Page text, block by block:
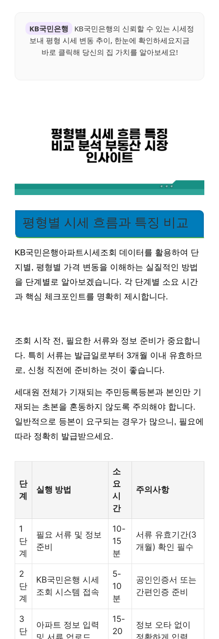
KB국민은행
KB국민은행의 신뢰할 수 있는 시세정
보내 평형 시세 변동 추이, 한눈에 확인하세요지금
바로 클릭해 당신의 집 가치를 알아보세요!
평형별 시세 흐름과 특징 비교
KB국민은행아파트시세조회 데이터를 활용하여 단
지별, 평형별 가격 변동을 이해하는 실질적인 방법
을 단계별로 알아보겠습니다. 각 단계별 소요 시간
과 핵심 체크포인트를 명확히 제시합니다.
조회 시작 전, 필요한 서류와 정보 준비가 중요합니
다. 특히 서류는 발급일로부터 3개월 이내 유효하므
로, 신청 직전에 준비하는 것이 좋습니다.
세대원 전체가 기재되는 주민등록등본과 본인만 기
재되는 초본을 혼동하지 않도록 주의해야 합니다.
일반적으로 등본이 요구되는 경우가 많으니, 필요에
따라 정확히 발급받으세요.
단
계
실행 방법
소
요
시
간
주의사항
1
단
계
필요 서류 및 정보
준비
10-
15
분
서류 유효기간(3
개월) 확인 필수
2
단
계
KB국민은행 시세
조회 시스템 접속
5-
10
분
공인인증서 또는
간편인증 준비
3
단
아파트 정보 입력
15-
20
정보 오타 없이